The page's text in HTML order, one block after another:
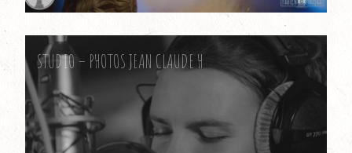
STUDIO – PHOTOS JEAN CLAUDE H